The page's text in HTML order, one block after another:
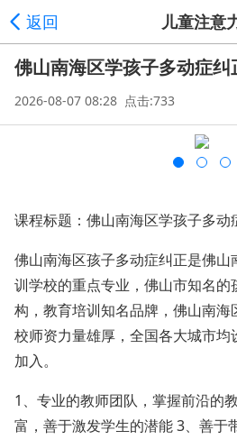
返回 儿童注意
佛山南海区学孩子多动症纠
2026-08-07 08:28 点击:733
课程标题：佛山南海区学孩子多动
佛山南海区孩子多动症纠正是佛
训学校的重点专业，佛山市知名
构，教育培训知名品牌，佛山南
校师资力量雄厚，全国各大城市
加入。
1、专业的教师团队，掌握前沿的
富，善于激发学生的潜能 3、善于